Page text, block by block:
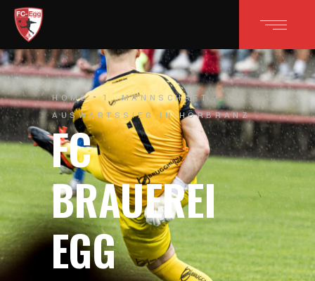
HOME
1. MANNSCHAFT
AUSWÄRTSSIEG IN HÖRBRANZ
FC
BRAUEREI
EGG